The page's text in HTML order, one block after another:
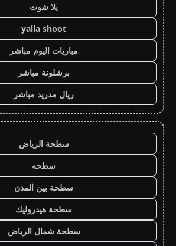
يلا شوت
yalla shoot
مباريات اليوم مباشر
برشلونة مباشر
ريال مدريد مباشر
سطحة الرياض
سطحه
سطحة بين المدن
سطحة هيدروليك
سطحة شمال الرياض